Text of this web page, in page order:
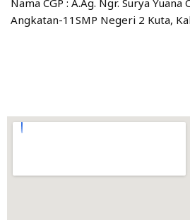
Nama CGP : A.Ag. Ngr. Surya
Angkatan-11SMP Negeri 2 Kuta,